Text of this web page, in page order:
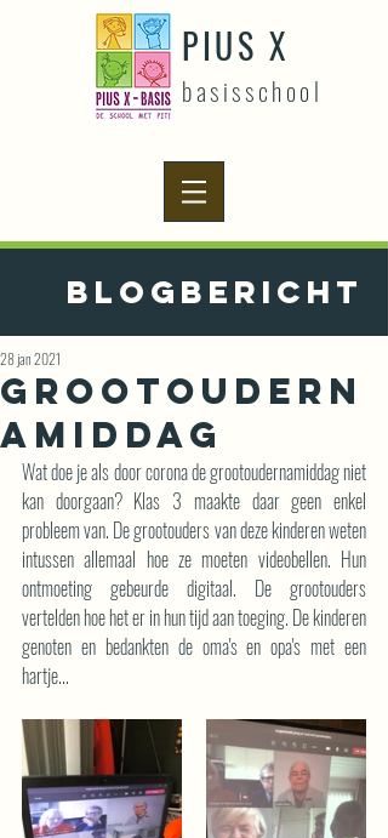
PIUS X
basisschool
Blogbericht
Grootoudern
amiddag
28 jan 2021
Wat doe je als door corona de grootoudernamiddag niet
kan doorgaan? Klas 3 maakte daar geen enkel
probleem van. De grootouders van deze kinderen weten
intussen allemaal hoe ze moeten videobellen. Hun
ontmoeting gebeurde digitaal. De grootouders
vertelden hoe het er in hun tijd aan toeging. De kinderen
genoten en bedankten de oma's en opa's met een
hartje...